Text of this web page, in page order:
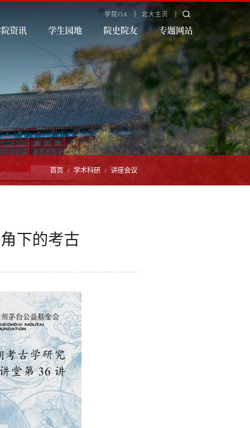
学院OA 北大主页
资讯 学生园地 院史院友 专题网站
首页 / 学术科研 / 讲座会议
下的考古